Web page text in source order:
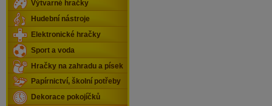
Výtvarné hračky
Hudební nástroje
Elektronické hračky
Sport a voda
Hračky na zahradu a písek
Papírnictví, školní potřeby
Dekorace pokojíčků